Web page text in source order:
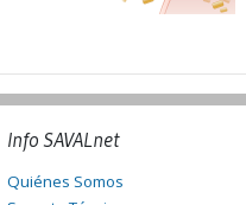
Info SAVALnet
Quiénes Somos